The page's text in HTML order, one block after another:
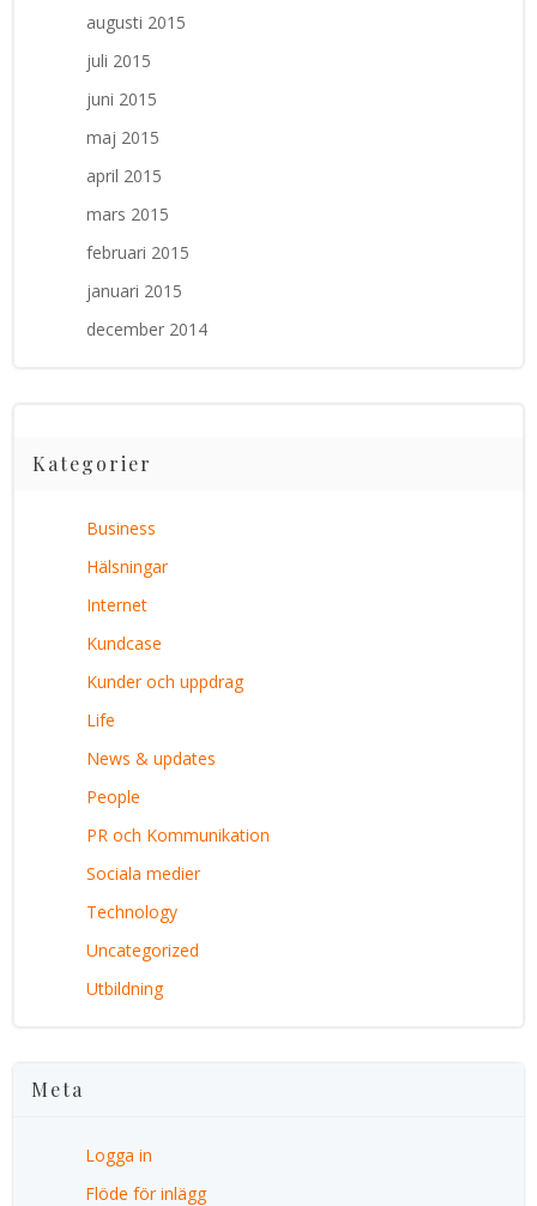
augusti 2015
juli 2015
juni 2015
maj 2015
april 2015
mars 2015
februari 2015
januari 2015
december 2014
Kategorier
Business
Hälsningar
Internet
Kundcase
Kunder och uppdrag
Life
News & updates
People
PR och Kommunikation
Sociala medier
Technology
Uncategorized
Utbildning
Meta
Logga in
Flöde för inlägg